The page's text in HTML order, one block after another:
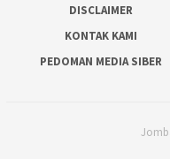
DISCLAIMER
KONTAK KAMI
PEDOMAN MEDIA SIBER